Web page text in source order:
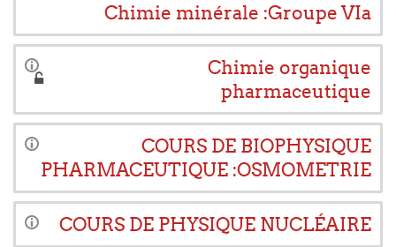
Chimie minérale :Groupe VIa
Chimie organique
pharmaceutique
COURS DE BIOPHYSIQUE
PHARMACEUTIQUE :OSMOMETRIE
COURS DE PHYSIQUE NUCLÉAIRE